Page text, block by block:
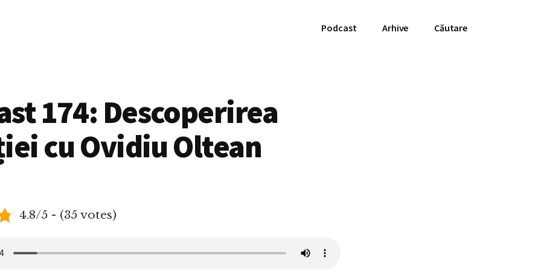
Podcast Arhive Căutare
174: Descoperirea
cu Ovidiu Oltean
4.8/5 - (35 votes)